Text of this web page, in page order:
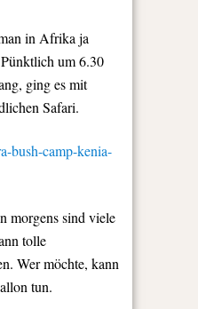
in Afrika ja
um 6.30
ging es mit
Safari.
morgens sind viele
tolle
Wer möchte, kann
tun.